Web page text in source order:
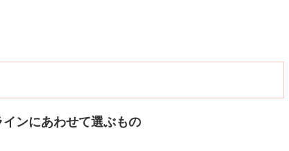
ンにあわせて選ぶもの